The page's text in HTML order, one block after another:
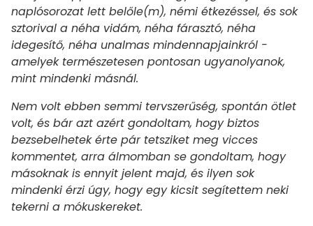
naplósorozat lett belőle(m), némi étkezéssel, és sok
sztorival a néha vidám, néha fárasztó, néha
idegesítő, néha unalmas mindennapjainkról -
amelyek természetesen pontosan ugyanolyanok,
mint mindenki másnál.
Nem volt ebben semmi tervszerűség, spontán ötlet
volt, és bár azt azért gondoltam, hogy biztos
bezsebelhetek érte pár tetsziket meg vicces
kommentet, arra álmomban se gondoltam, hogy
másoknak is ennyit jelent majd, és ilyen sok
mindenki érzi úgy, hogy egy kicsit segítettem neki
tekerni a mókuskereket.